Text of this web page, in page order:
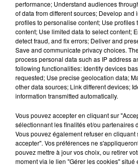
0:00
12 octobre 2023 - 4 min 6 sec
MORNING SHOW 08H16 du
Le Morning Show
performance; Understand audiences
of data from different sources; Develop and
profiles to personalise content; Use profiles
content; Use limited data to select content;
detect fraud, and fix errors; Deliver and
Save and communicate privacy choices.
process personal data such as IP address
following functionalities: Identify devices
requested; Use precise geolocation data;
other data sources; Link different devices;
information transmitted automatically.
Vous pouvez accepter en cliquant sur
sélectionnant les finalités et/ou partenaires
Vous pouvez également refuser en cliquant
accepter". Vos préférences ne
pouvez mettre à jour vos choix, ou retirer
moment via le lien "Gérer les cookies" situé